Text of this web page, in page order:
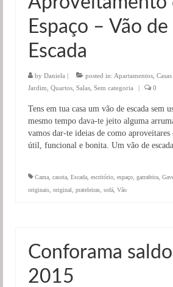
Espaço – Vão de
Escada
by Daniela | posted in: Apartamentos
Jardim Quartos Salas Sem categoria | 0
Tens em tua casa um vão de escada sem
mesmo tempo dava-te jeito alguma
vamos dar-te ideias de como aproveitares
útil, funcional e bonita. Um vão de
Cama casota Escada escritório espaço garrafeira
originais original prateleiras sofá Vão
Conforama
2015